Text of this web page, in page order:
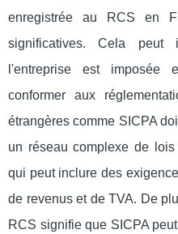
enregistrée au RCS en
significatives. Cela peut
l'entreprise est
conformer aux
étrangères comme SICPA
un réseau complexe de
qui peut inclure des
de revenus et de TVA. De
RCS signifie que SICPA